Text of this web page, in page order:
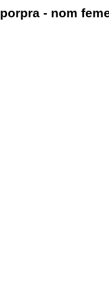
porpra - nom